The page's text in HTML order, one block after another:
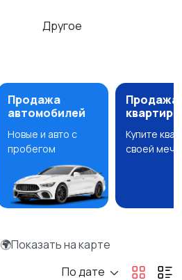
Другое
Продажа
автомобилей
Новые и авто с
пробегом
Продажа
квартир
Купите
своей
🌍Показать на карте
По дате